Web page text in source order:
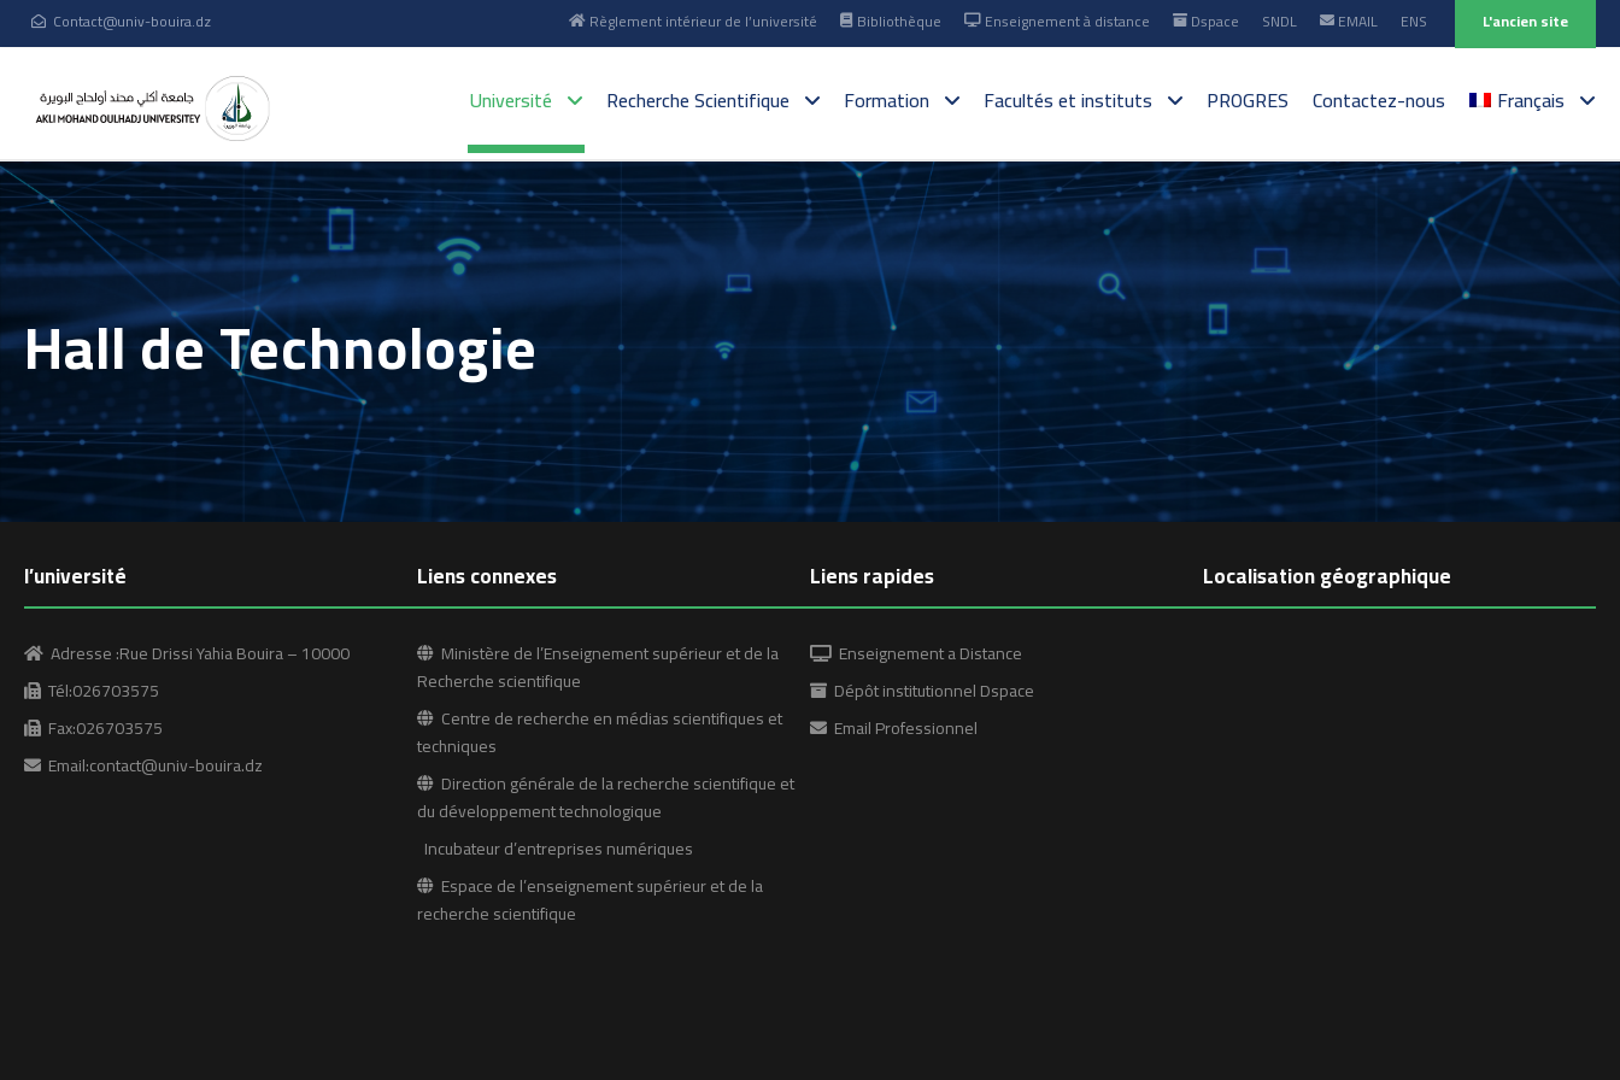
Contact@univ-bouira.dz Règlement intérieur de l’université Bibliothèque Enseignement à distance Dspace SNDL EMAIL ENS L'ancien site
Université Recherche Scientifique Formation Facultés et instituts PROGRES Contactez-nous Français
Hall de Technologie
l’université
Adresse :Rue Drissi Yahia Bouira – 10000
Tél:026703575
Fax:026703575
Email:contact@univ-bouira.dz
Liens connexes
Ministère de l’Enseignement supérieur et de la
Recherche scientifique
Centre de recherche en médias scientifiques et
techniques
Direction générale de la recherche scientifique et
du développement technologique
Incubateur d’entreprises numériques
Espace de l’enseignement supérieur et de la
recherche scientifique
Liens rapides
Enseignement a Distance
Dépôt institutionnel Dspace
Email Professionnel
Localisation géographique